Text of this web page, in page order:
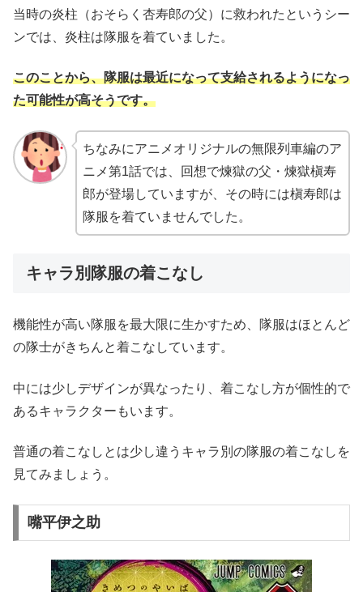
当時の炎柱（おそらく杏寿郎の父）に救われたというシー
ンでは、炎柱は隊服を着ていました。
このことから、隊服は最近になって支給されるようになっ
た可能性が高そうです。
ちなみにアニメオリジナルの無限列車編のア
ニメ第1話では、回想で煉獄の父・煉獄槇寿
郎が登場していますが、その時には槇寿郎は
隊服を着ていませんでした。
キャラ別隊服の着こなし
機能性が高い隊服を最大限に生かすため、隊服はほとんど
の隊士がきちんと着こなしています。
中には少しデザインが異なったり、着こなし方が個性的で
あるキャラクターもいます。
普通の着こなしとは少し違うキャラ別の隊服の着こなしを
見てみましょう。
嘴平伊之助